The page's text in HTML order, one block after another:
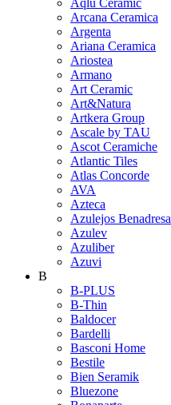
Arcana Ceramica
Argenta
Ariana Ceramica
Ariostea
Armano
Art Ceramic
Art&Natura
Artkera Group
Ascale by TAU
Ascot Ceramiche
Atlantic Tiles
Atlas Concorde
AVA
Azteca
Azulejos Benadresa
Azulev
Azuliber
Azuvi
B
B-PLUS
B-Thin
Baldocer
Bardelli
Basconi Home
Bestile
Bien Seramik
Bluezone